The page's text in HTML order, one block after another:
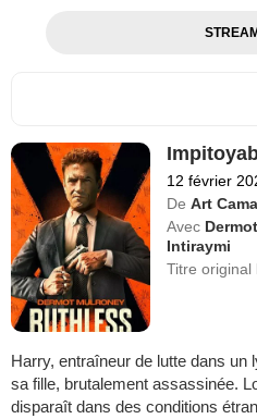
12 février
De Art
Avec
Intiraymi
Titre original
Harry, entraîneur de lutte dans un
sa fille, brutalement assassinée.
disparaît dans des conditions